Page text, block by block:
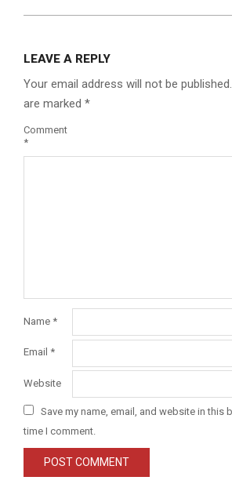
LEAVE A REPLY
Your email address will not be published.
are marked *
Comment
*
Name *
Email *
Website
Save my name, email, and website in this
time I comment.